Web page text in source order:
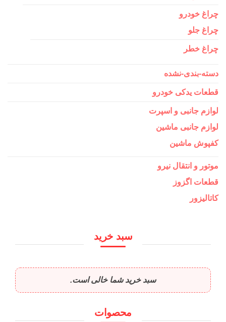
چراغ خودرو
چراغ جلو
چراغ خطر
دسته-بندی-نشده
قطعات یدکی خودرو
لوازم جانبی و اسپرت
لوازم جانبی ماشین
کفپوش ماشین
موتور و انتقال نیرو
قطعات اگزوز
کاتالیزور
سبد خرید
سبد خرید شما خالی است.
محصوات